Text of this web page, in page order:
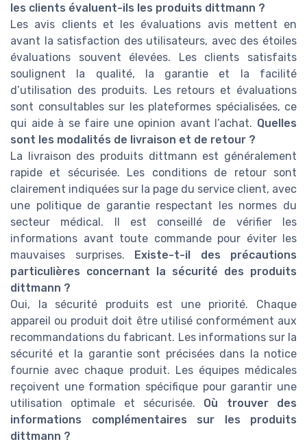
les clients évaluent-ils les produits dittmann ?
Les avis clients et les évaluations avis mettent en
avant la satisfaction des utilisateurs, avec des étoiles
évaluations souvent élevées. Les clients satisfaits
soulignent la qualité, la garantie et la facilité
d’utilisation des produits. Les retours et évaluations
sont consultables sur les plateformes spécialisées, ce
qui aide à se faire une opinion avant l’achat. Quelles
sont les modalités de livraison et de retour ?
La livraison des produits dittmann est généralement
rapide et sécurisée. Les conditions de retour sont
clairement indiquées sur la page du service client, avec
une politique de garantie respectant les normes du
secteur médical. Il est conseillé de vérifier les
informations avant toute commande pour éviter les
mauvaises surprises. Existe-t-il des précautions
particulières concernant la sécurité des produits
dittmann ?
Oui, la sécurité produits est une priorité. Chaque
appareil ou produit doit être utilisé conformément aux
recommandations du fabricant. Les informations sur la
sécurité et la garantie sont précisées dans la notice
fournie avec chaque produit. Les équipes médicales
reçoivent une formation spécifique pour garantir une
utilisation optimale et sécurisée. Où trouver des
informations complémentaires sur les produits
dittmann ?